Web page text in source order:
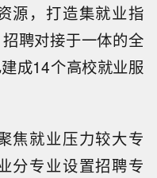
源，打造集就业指
聘对接于一体的全
成14个高校就业服
焦就业压力较大专
分专业设置招聘专